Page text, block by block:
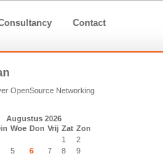
Contact
OpenSource Networking
Augustus 2026
Woe Don Vrij Zat Zon
1
2
5 6 7 8
9